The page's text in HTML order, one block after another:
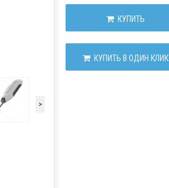
>
КУПИТЬ
КУПИТЬ В ОДИН КЛИК